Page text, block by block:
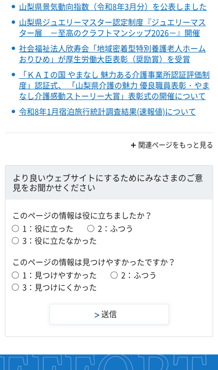
山梨県景気動向指数（令和8年3月分）を公表しました
山梨県ジュエリーマスター認定制度『ジュエリーマス
ター展 －至高のクラフトマンシップ2026－』開催
社会福祉法人欣寿会「地域密着型特別養護老人ホーム
おりひめ」が厚生労働大臣表彰（奨励賞）を受賞
「ＫＡＩの国 やまなし 魅力ある介護事業所認証評価制
度」認証式、 「山梨県介護の魅力 優良職員表彰・やま
なし介護感動ストーリー大賞」表彰式の開催について
令和8年1月宿泊旅行統計調査結果(速報値)について
関連ページをもっと見る
より良いウェブサイトにするためにみなさまのご意
見をお聞かせください
このページの情報は役に立ちましたか？
1：役に立った
2：ふつう
3：役に立たなかった
このページの情報は見つけやすかったですか？
1：見つけやすかった
2：ふつう
3：見つけにくかった